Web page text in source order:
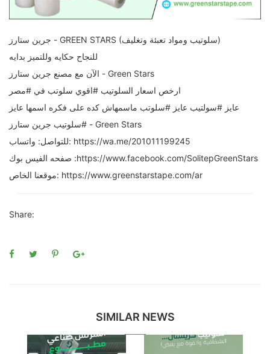
جرين ستارز - GREEN STARS (سلوتيب ومواد تعبئة وتغليف)
للنجاح حكايه وللتميز بدايه
الآن مع مصنع جرين ستارز - Green Stars
ارخص اسعار السلوتيب #اقوي سلوتب في #مصر
عايز #سولتيب عايز #سلوتب ماسمهاش كده على فكره اسمها عايز
#سلوتيب جرين ستارز - Green Stars
للتواصل: واتساب: https://wa.me/201011199245
صفحه الفيس بوك :https://www.facebook.com/SolitepGreenStars
موقعنا الخاص: https://www.greenstarstape.com/ar
Share:
SIMILAR NEWS